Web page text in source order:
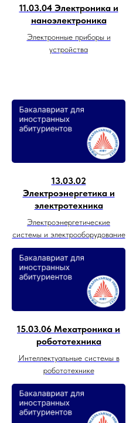
11.03.04 Электроника и
наноэлектроника
Электронные приборы и
устройства
13.03.02
Электроэнергетика и
электротехника
Электроэнергетические
системы и электрооборудование
15.03.06 Мехатроника и
робототехника
Интеллектуальные системы в
робототехнике